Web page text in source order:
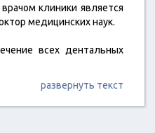
клиники является
медицинских наук.
всех дентальных
развернуть текст